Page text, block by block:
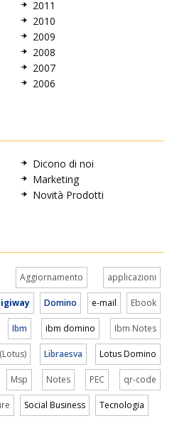
2011
2010
2009
2008
2007
2006
Dicono di noi
Marketing
Novità Prodotti
Aggiornamento applicazioni
Domino e-mail Ebook
Ibm ibm domino Ibm Notes
Libraesva Lotus Domino
Msp Notes PEC qr-code
Social Business Tecnologia